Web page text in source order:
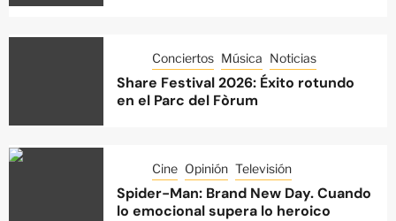
Conciertos Música Noticias
Share Festival 2026: Éxito rotundo
en el Parc del Fòrum
Cine Opinión Televisión
Spider-Man: Brand New Day. Cuando
lo emocional supera lo heroico